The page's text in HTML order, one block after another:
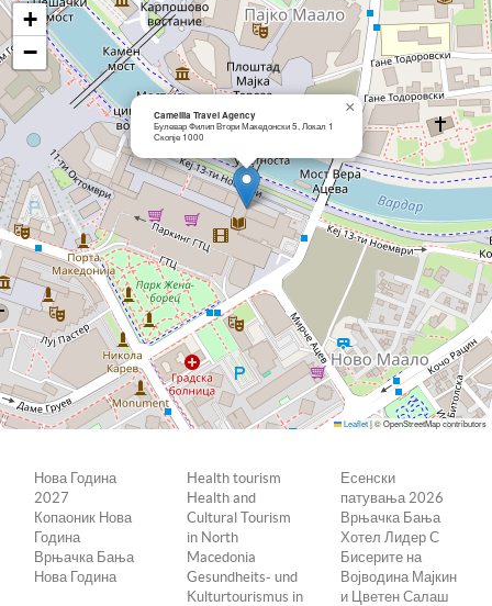
Camellia Travel Agency
Булевар Филип Втори Македонски 5, Локал 1
Скопје 1000
×
+
−
Leaflet|© OpenStreetMap contributors
Нова Година
2027
Копаоник Нова
Година
Врњачка Бања
Нова Година
Health tourism
Health and
Cultural Tourism
in North
Macedonia
Gesundheits- und
Kulturtourismus in
Есенски
патувања 2026
Врњачка Бања
Хотел Лидер С
Бисерите на
Војводина Мајкин
и Цветен Салаш